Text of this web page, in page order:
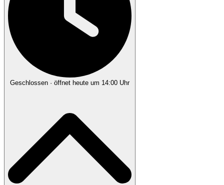
Geschlossen · öffnet heute um 14:00 Uhr